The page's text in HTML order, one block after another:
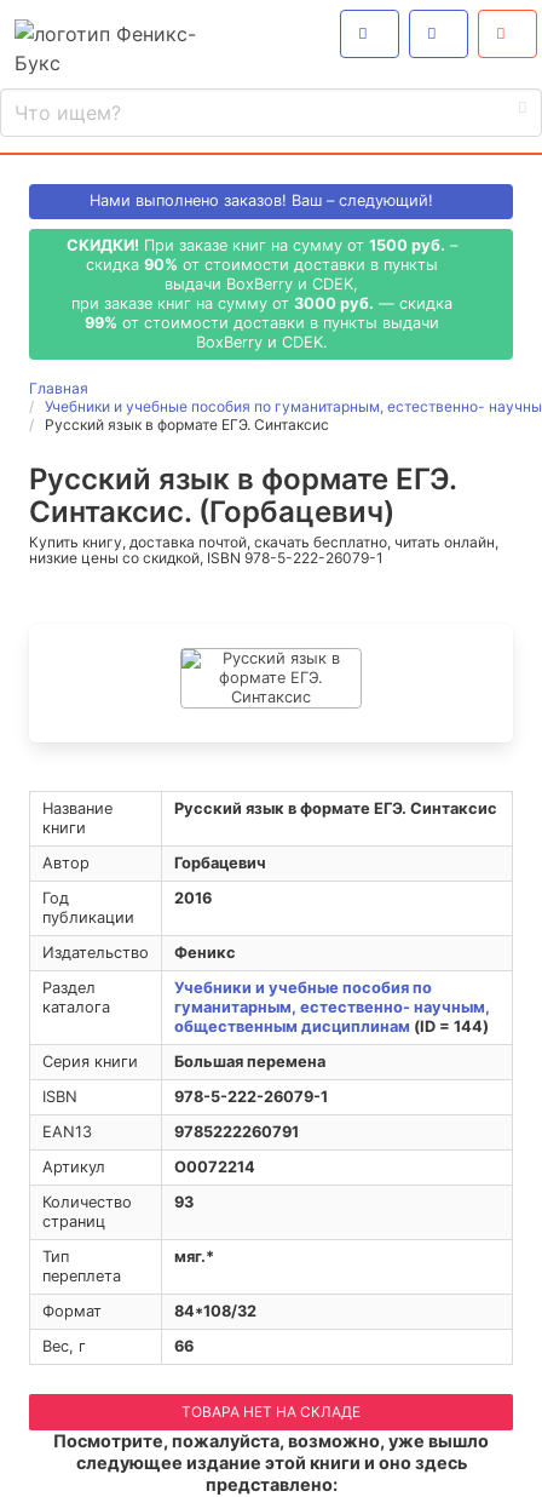
Нами выполнено заказов! Ваш – следующий!
СКИДКИ! При заказе книг на сумму от 1500 руб. –
скидка 90% от стоимости доставки в пункты
выдачи BoxBerry и CDEK,
при заказе книг на сумму от 3000 руб. — скидка
99% от стоимости доставки в пункты выдачи
BoxBerry и CDEK.
Главная
Учебники и учебные пособия по гуманитарным, естественно-
Русский язык в формате ЕГЭ. Синтаксис
Русский язык в формате ЕГЭ.
Синтаксис. (Горбацевич)
Купить книгу, доставка почтой, скачать бесплатно, читать онлайн,
низкие цены со скидкой, ISBN 978-5-222-26079-1
Название
книги
Русский язык в формате ЕГЭ. Синтаксис
Автор
Горбацевич
Год
публикации
2016
Издательство
Феникс
Раздел
каталога
Учебники и учебные пособия по
гуманитарным, естественно- научным,
общественным дисциплинам (ID = 144)
Серия книги
Большая перемена
ISBN
978-5-222-26079-1
EAN13
9785222260791
Артикул
O0072214
Количество
страниц
93
Тип
переплета
мяг.*
Формат
84*108/32
Вес, г
66
ТОВАРА НЕТ НА СКЛАДЕ
Посмотрите, пожалуйста, возможно, уже вышло
следующее издание этой книги и оно здесь
представлено: